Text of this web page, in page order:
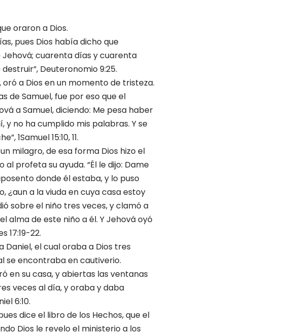
oraron a Dios.
pues Dios había dicho que
Jehová; cuarenta días y cuarenta
Deuteronomio 9:25.
a Dios en un momento de tristeza.
de Samuel, fue por eso que el
a Samuel, diciendo: Me pesa haber
y no ha cumplido mis palabras. Y se
1Samuel 15:10, 11.
milagro, de esa forma Dios hizo el
profeta su ayuda. “Él le dijo: Dame
donde él estaba, y lo puso
¿aun a la viuda en cuya casa estoy
sobre el niño tres veces, y clamó a
alma de este niño a él. Y Jehová oyó
17:19-22.
el cual oraba a Dios tres
se encontraba en cautiverio.
en su casa, y abiertas las ventanas
veces al día, y oraba y daba
6:10.
dice el libro de los Hechos, que el
Dios le revelo el ministerio a los